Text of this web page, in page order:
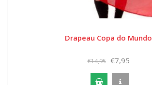
Drapeau Copa do Mundo
€14,95 €7,95